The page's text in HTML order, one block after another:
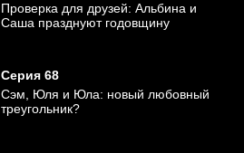
Проверка для друзей: Альбина и
Саша празднуют годовщину
Серия 68
Сэм, Юля и Юла: новый любовный
треугольник?